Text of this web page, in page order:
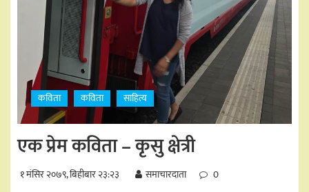
कविता कविता साहित्य
एक प्रेम कविता – कृसु क्षेत्री
१ मंसिर २०७९, बिहीबार २३:२३ समाचारदाता 0